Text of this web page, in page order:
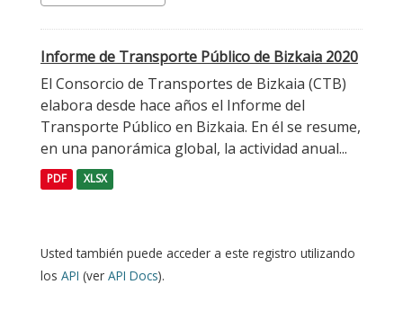
Informe de Transporte Público de Bizkaia 2020
El Consorcio de Transportes de Bizkaia (CTB)
elabora desde hace años el Informe del
Transporte Público en Bizkaia. En él se resume,
en una panorámica global, la actividad anual...
PDF XLSX
Usted también puede acceder a este registro utilizando
los API (ver API Docs).